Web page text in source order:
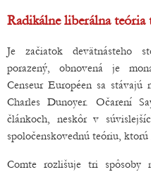
Radikálne liberálna
Je začiatok devätnásteho
porazený, obnovená je
Censeur Européen sa
Charles Dunoyer. Očarení
článkoch, neskôr v
spoločenskovednú teóriu,
Comte rozlišuje tri spôsoby